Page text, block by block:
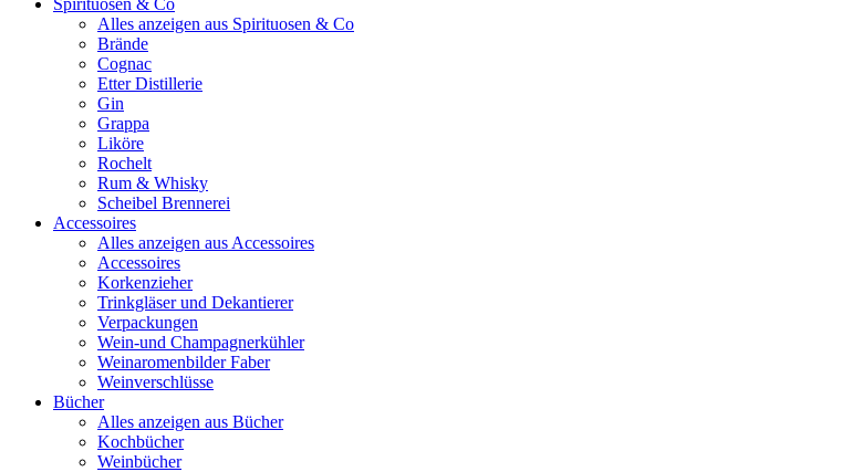
Spirituosen & Co
Alles anzeigen aus Spirituosen & Co
Brände
Cognac
Etter Distillerie
Gin
Grappa
Liköre
Rochelt
Rum & Whisky
Scheibel Brennerei
Accessoires
Alles anzeigen aus Accessoires
Accessoires
Korkenzieher
Trinkgläser und Dekantierer
Verpackungen
Wein-und Champagnerkühler
Weinaromenbilder Faber
Weinverschlüsse
Bücher
Alles anzeigen aus Bücher
Kochbücher
Weinbücher